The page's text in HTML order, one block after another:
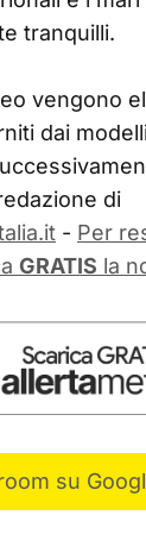
tranquilli.
vengono
dai
di
- Per
GRATIS la
su